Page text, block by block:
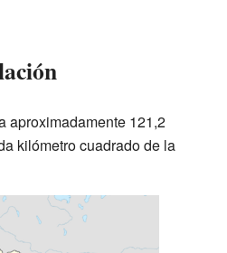
aproximadamente 121,2
kilómetro cuadrado de la